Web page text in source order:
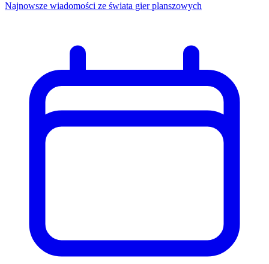
Najnowsze wiadomości ze świata gier planszowych